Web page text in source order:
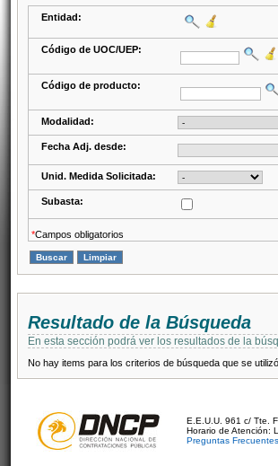
Entidad:
Código de UOC/UEP:
Código de producto:
Modalidad:
Fecha Adj. desde:
Unid. Medida Solicitada:
Subasta:
*Campos obligatorios
Resultado de la Búsqueda
En esta sección podrá ver los resultados de la
No hay items para los criterios de búsqueda que se utilizó.
E.E.U.U. 961 c/ Tte.
Horario de Atención:
Preguntas Frecuentes